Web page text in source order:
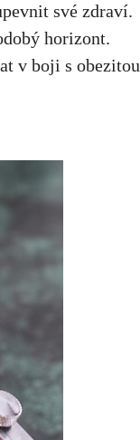
⁤své zdraví.
horizont.
v boji s ‍obezitou